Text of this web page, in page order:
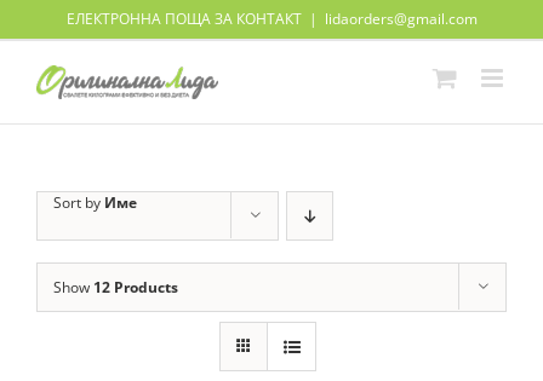
ЕЛЕКТРОННА ПОЩА ЗА КОНТАКТ | lidaorders@gmail.com
Sort by Име
Show 12 Products